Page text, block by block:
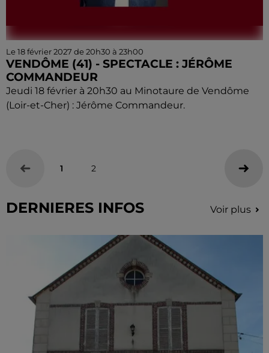
Le 18 février 2027 de 20h30 à 23h00
VENDÔME (41) - SPECTACLE : JÉRÔME
COMMANDEUR
Jeudi 18 février à 20h30 au Minotaure de Vendôme
(Loir-et-Cher) : Jérôme Commandeur.
1 2
DERNIERES INFOS Voir plus